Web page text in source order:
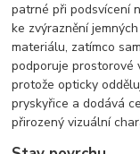
patrné při podsvícení
ke zvýraznění
materiálu, zatímco
podporuje prostorové
protože opticky
pryskyřice a dodává
přirozený vizuální